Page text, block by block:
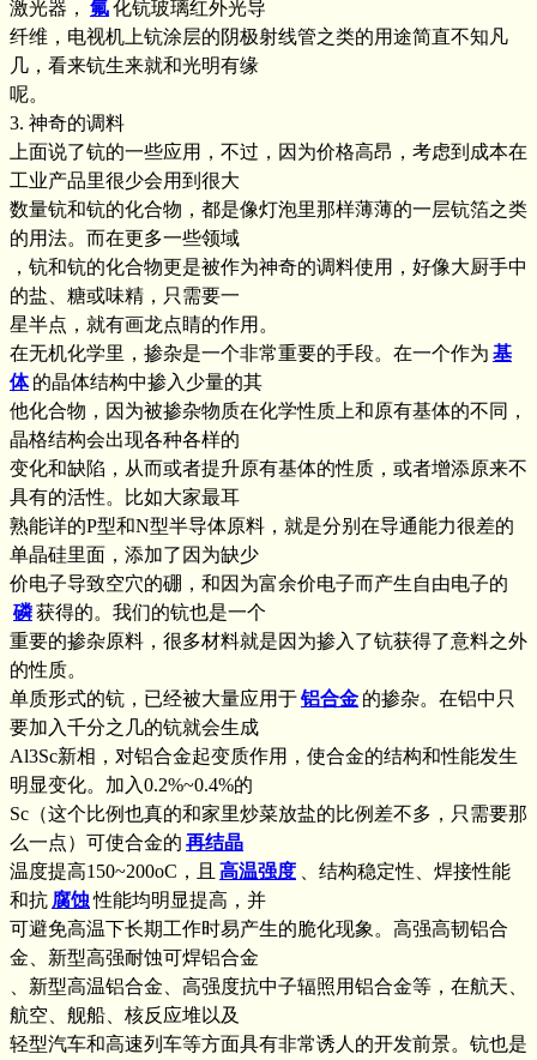
激光器， 氟化钪玻璃红外光导
纤维，电视机上钪涂层的阴极射线管之类的用途简直不知凡
几，看来钪生来就和光明有缘
呢。
3. 神奇的调料
上面说了钪的一些应用，不过，因为价格高昂，考虑到成本在
工业产品里很少会用到很大
数量钪和钪的化合物，都是像灯泡里那样薄薄的一层钪箔之类
的用法。而在更多一些领域
，钪和钪的化合物更是被作为神奇的调料使用，好像大厨手中
的盐、糖或味精，只需要一
星半点，就有画龙点睛的作用。
在无机化学里，掺杂是一个非常重要的手段。在一个作为 基
体 的晶体结构中掺入少量的其
他化合物，因为被掺杂物质在化学性质上和原有基体的不同，
晶格结构会出现各种各样的
变化和缺陷，从而或者提升原有基体的性质，或者增添原来不
具有的活性。比如大家最耳
熟能详的P型和N型半导体原料，就是分别在导通能力很差的
单晶硅里面，添加了因为缺少
价电子导致空穴的硼，和因为富余价电子而产生自由电子的
磷获得的。我们的钪也是一个
重要的掺杂原料，很多材料就是因为掺入了钪获得了意料之外
的性质。
单质形式的钪，已经被大量应用于铝合金 的掺杂。在铝中只
要加入千分之几的钪就会生成
Al3Sc新相，对铝合金起变质作用，使合金的结构和性能发生
明显变化。加入0.2%~0.4%的
Sc（这个比例也真的和家里炒菜放盐的比例差不多，只需要那
么一点）可使合金的 再结晶
温度提高150~200oC，且 高温强度
、结构稳定性、焊接性能
和抗 腐蚀 性能均明显提高，并
可避免高温下长期工作时易产生的脆化现象。高强高韧铝合
金、新型高强耐蚀可焊铝合金
、新型高温铝合金、高强度抗中子辐照用铝合金等，在航天、
航空、舰船、核反应堆以及
轻型汽车和高速列车等方面具有非常诱人的开发前景。钪也是